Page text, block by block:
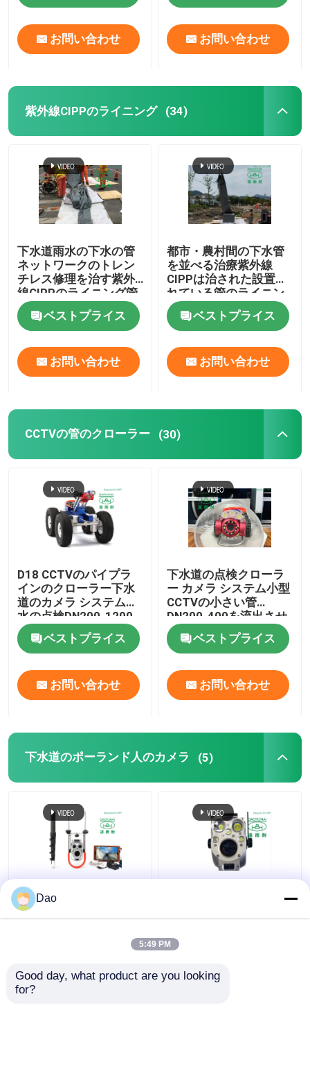
送信
プロダクト
工場旅行
私達に連絡しなさい
ニュース
引用を要求しなさい
紫外線CIPP装置
紫外線治されたCIPP
紫外線CIPPのライニング
CCTVの管のクローラー
下水道のポーランド人のカメラ
CIPP水逆転
CIPPパッチ修理
トレンチレスのパイプラインの構造
トレンチレスの技術トレーニング
管の包装業者
ウォーター ジェットのクリーニングのノズル
トレンチレスの器具レンタル
膨らませられるパイププラグ
お問い合わせ お問い合わせ
紫外線CIPPのライニング (34)
下水道雨水の下水の管
ネットワークのトレン
チレス修理を治す紫外
線CIPPのライニング管
ベストプライス
お問い合わせ
都市・農村間の下水管
を並べる治療紫外線
CIPPは治された設置さ
れている管のライニン
グ プロセスを修理する
ベストプライス
お問い合わせ
CCTVの管のクローラー (30)
D18 CCTVのパイプラ
インのクローラー下水
道のカメラ システム排
水の点検DN200-1200
ベストプライス
お問い合わせ
下水道の点検クローラ
ー カメラ システム小型
CCTVの小さい管
DN200-400を流出させ
なさい
ベストプライス
お問い合わせ
下水道のポーランド人のカメラ (5)
下水道の検査システム
D16sの無線電信のため
望遠鏡のマンホールの
体の下水道の豪雨によ
る雨水の排水
Dao
5:49 PM
Good day, what product are you looking
for?